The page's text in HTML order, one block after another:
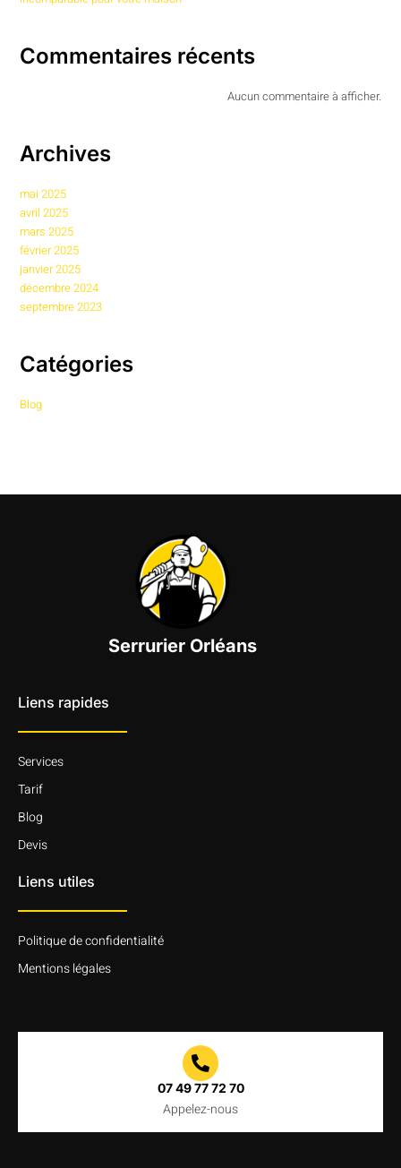
Commentaires récents
Aucun commentaire à afficher.
Archives
mai 2025
avril 2025
mars 2025
février 2025
janvier 2025
décembre 2024
septembre 2023
Catégories
Blog
Serrurier Orléans
Liens rapides
Services
Tarif
Blog
Devis
Liens utiles
Politique de confidentialité
Mentions légales
07 49 77 72 70
Appelez-nous